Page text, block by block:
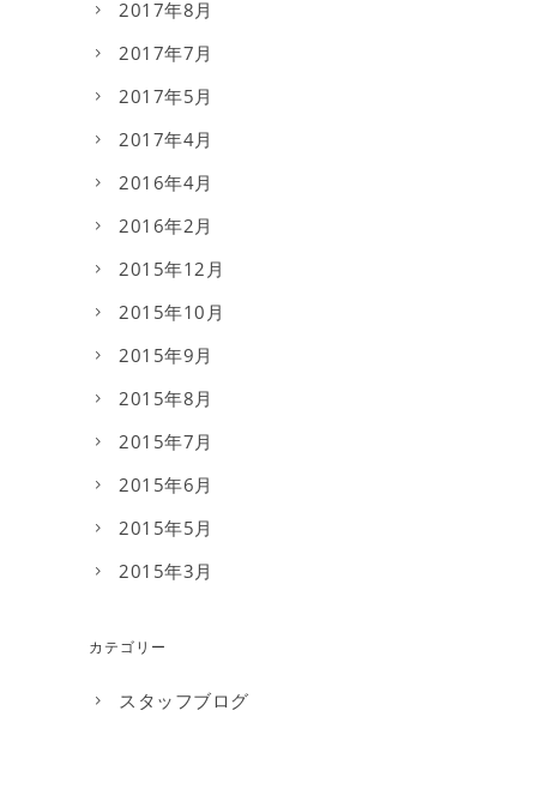
2017年8月
2017年7月
2017年5月
2017年4月
2016年4月
2016年2月
2015年12月
2015年10月
2015年9月
2015年8月
2015年7月
2015年6月
2015年5月
2015年3月
カテゴリー
スタッフブログ